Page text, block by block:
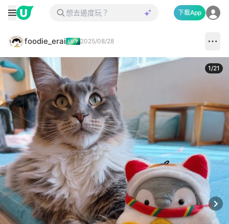
下載App
foodie_erai 2025/08/28
1/21